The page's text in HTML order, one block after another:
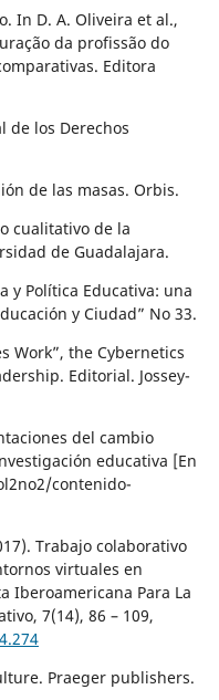
In D. A. Oliveira et al.,
da profissão do
Editora
de los Derechos
de las masas. Orbis.
cualitativo de la
de Guadalajara.
y Política Educativa: una
y Ciudad” No 33.
Work”, the Cybernetics
Editorial. Jossey-
del cambio
educativa [En
contenido-
Trabajo colaborativo
virtuales en
Iberoamericana Para La
7(14), 86 – 109,
Praeger publishers.